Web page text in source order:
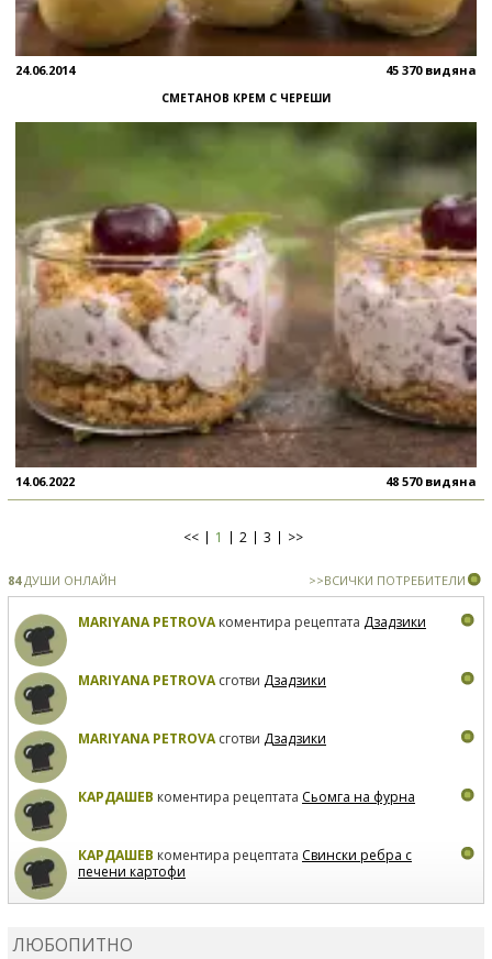
24.06.2014 45 370 видяна
СМЕТАНОВ КРЕМ С ЧЕРЕШИ
14.06.2022 48 570 видяна
<< 1 2 3 >>
84ДУШИ ОНЛАЙН >>ВСИЧКИ ПОТРЕБИТЕЛИ
MARIYANA PETROVAкоментира рецептата Дзадзики
MARIYANA PETROVAсготви Дзадзики
MARIYANA PETROVAсготви Дзадзики
КАРДАШЕВ коментира рецептата Сьомга на фурна
КАРДАШЕВ коментира рецептата Свински ребра с
печени картофи
ЛЮБОПИТНО